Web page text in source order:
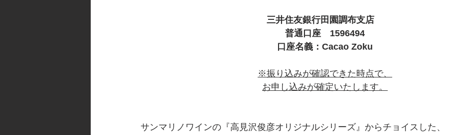
三井住友銀行田園調布支店
普通口座　1596494
口座名義：Cacao Zoku
※振り込みが確認できた時点で、
お申し込みが確定いたします。
サンマリノワインの『高見沢俊彦オリジナルシリーズ』からチョイスした、